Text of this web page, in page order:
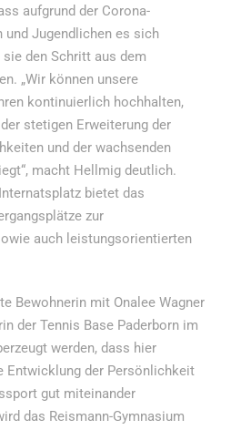
aufgrund der Corona-
und Jugendlichen es sich
den Schritt aus dem
„Wir können unsere
kontinuierlich hochhalten,
stetigen Erweiterung der
und der wachsenden
macht Hellmig deutlich.
bietet das
zur
auch leistungsorientierten
Bewohnerin mit Onalee Wagner
der Tennis Base Paderborn im
werden, dass hier
Entwicklung der Persönlichkeit
gut miteinander
das Reismann-Gymnasium